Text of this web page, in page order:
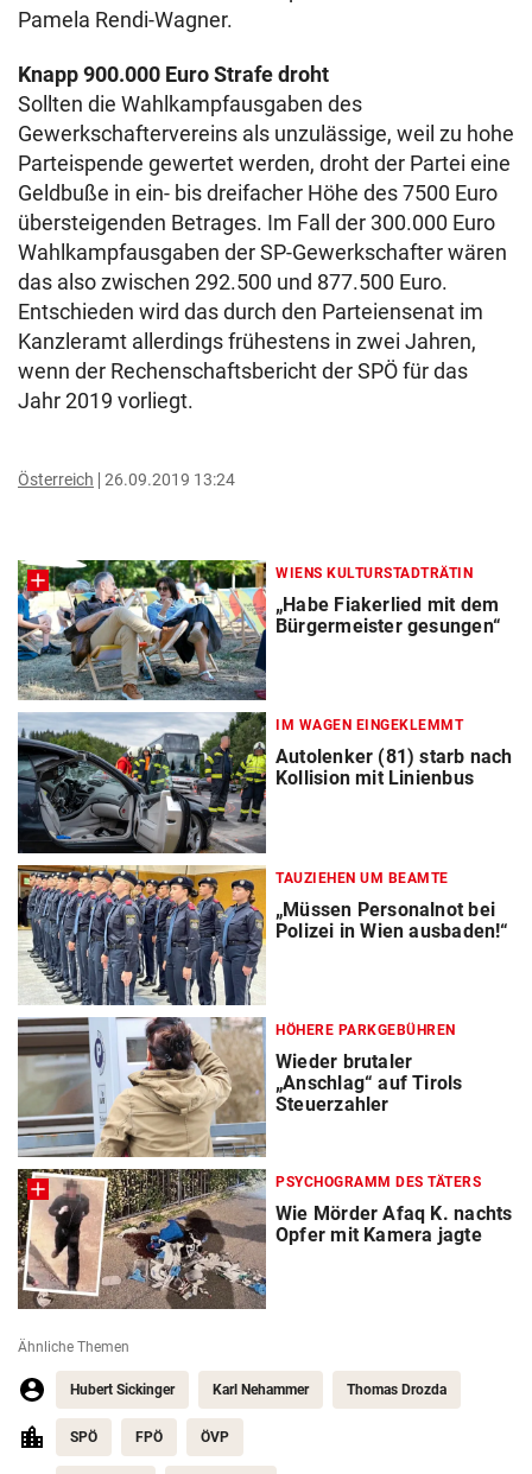
Pamela Rendi-Wagner.
Knapp 900.000 Euro Strafe droht
Sollten die Wahlkampfausgaben des
Gewerkschaftervereins als unzulässige, weil zu hohe
Parteispende gewertet werden, droht der Partei eine
Geldbuße in ein- bis dreifacher Höhe des 7500 Euro
übersteigenden Betrages. Im Fall der 300.000 Euro
Wahlkampfausgaben der SP-Gewerkschafter wären
das also zwischen 292.500 und 877.500 Euro.
Entschieden wird das durch den Parteiensenat im
Kanzleramt allerdings frühestens in zwei Jahren,
wenn der Rechenschaftsbericht der SPÖ für das
Jahr 2019 vorliegt.
Österreich 26.09.2019 13:24
WIENS KULTURSTADTRÄTIN
„Habe Fiakerlied mit dem
Bürgermeister gesungen“
IM WAGEN EINGEKLEMMT
Autolenker (81) starb nach
Kollision mit Linienbus
TAUZIEHEN UM BEAMTE
„Müssen Personalnot bei
Polizei in Wien ausbaden!“
HÖHERE PARKGEBÜHREN
Wieder brutaler
„Anschlag“ auf Tirols
Steuerzahler
PSYCHOGRAMM DES TÄTERS
Wie Mörder Afaq K. nachts
Opfer mit Kamera jagte
Ähnliche Themen
Hubert Sickinger Karl Nehammer Thomas Drozda
SPÖ FPÖ ÖVP